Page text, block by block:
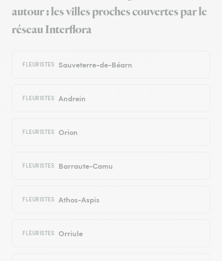
autour : les villes proches couvertes par le
réseau Interflora
FLEURISTES Sauveterre-de-Béarn
FLEURISTES Andrein
FLEURISTES Orion
FLEURISTES Barraute-Camu
FLEURISTES Athos-Aspis
FLEURISTES Orriule